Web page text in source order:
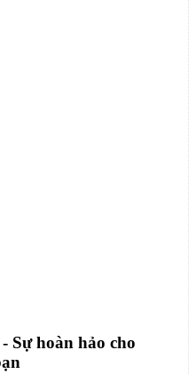
Sự hoàn hảo cho